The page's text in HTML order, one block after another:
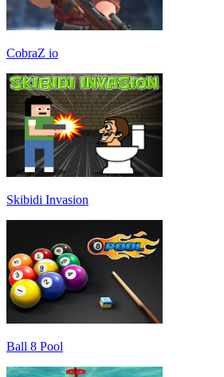
CobraZ io
Skibidi Invasion
Ball 8 Pool